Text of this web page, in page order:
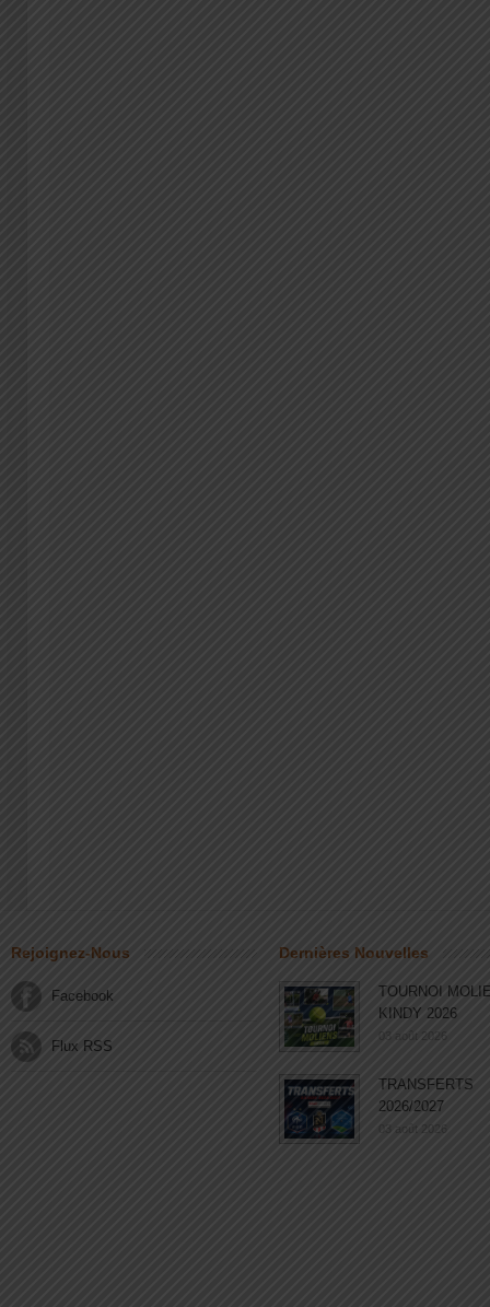
Rejoignez-Nous
Facebook
Flux RSS
Dernières Nouvelles
TOURNOI
KINDY 2026
03 août 2026
TRANSFERTS
2026/2027
03 août 2026